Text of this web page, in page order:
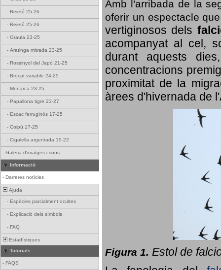
- Reietó 25-26
- Reietó 25-26
- Graula 23-25
- Aratinga mitrada 23-25
- Rossinyol del Japó 21-25
- Brocat variable 24-25
- Monarca 23-25
- Papallona tigre 23-27
- Escac ferruginós 17-25
- Coipú 17-25
- Cigalella argentada 15-22
- Galeria d'imatges i sons
Informació
- Darreres notícies
Ajuda
- Espècies parcialment ocultes
- Explicació dels símbols
- FAQ
Estadístiques
Tutorials
- FAQS
Amb l'arribada de la
oferir un espectacle
vertiginosos dels
acompanyat al cel,
durant aquests
concentracions
proximitat de la
àrees d'hivernada de
Figura 1. Estol de